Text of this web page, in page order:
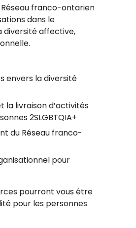
franco-ontarien
dans le
diversité affective,
envers la diversité
la livraison d’activités
2SLGBTQIA+
du Réseau franco-
pour
pourront vous être
pour les personnes